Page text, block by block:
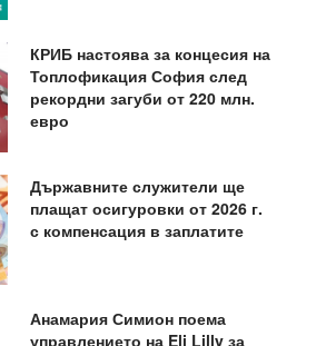
КРИБ настоява за концесия на
Топлофикация София след
рекордни загуби от 220 млн.
евро
Държавните служители ще
плащат осигуровки от 2026 г.
с компенсация в заплатите
Анамария Симион поема
управлението на Eli Lilly за